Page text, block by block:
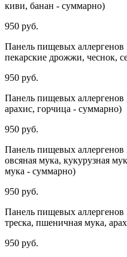
киви, банан - суммарно)
950 руб.
Панель пищевых
пекарские дрожжи, чеснок,
950 руб.
Панель пищевых
арахис, горчица - суммарно)
950 руб.
Панель пищевых
овсяная мука, кукурузная
мука - суммарно)
950 руб.
Панель пищевых
треска, пшеничная мука,
950 руб.